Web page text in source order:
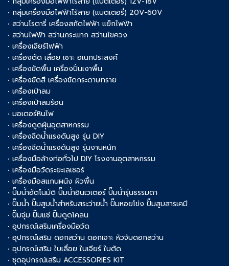
• กลุ่มเครื่องมือไฟฟ้าไร้สาย (แบตเตอรี่) 20V-60V
• สว่านโรตารี่ เครื่องสกัดไฟฟ้า แย็กไฟฟ้า
• สว่านไฟฟ้า สว่านกระแทก สว่านไขควง
• เครื่องเจียร์ไฟฟ้า
• เครื่องตัด เลื่อย เซาะ อเนกประสงค์
• เครื่องขัดพื้น เครื่องปั่นเงาพื้น
• เครื่องขัดสี เครื่องขัดกระดาษทราย
• เครื่องเป่าลม
• เครื่องเป่าลมร้อน
• มอเตอร์หินไฟ
• เครื่องดูดฝุ่นอุตสาหกรรม
• เครื่องฉีดน้ำแรงดันสูง รุ่น DIY
• เครื่องฉีดน้ำแรงดันสูง รุ่นงานหนัก
• เครื่องมือล้างท่อทั่วไป DIY โรงงานอุตสาหกรรม
• เครื่องมือวัดระยะเลเซอร์
• เครื่องมือสแกนผนัง ผิวพื้น
• ปั๊มน้ำอัตโนมัติ ปั๊มน้ำอินเวเตอร์ ปั๊มน้ำรุ่นธรรมดา
• ปั๊มน้ำ ปั๊มสูบน้ำสำหรับสระว่ายน้ำ ปั๊มหอยโข่ง ปั๊มสูบสารเคมี
• ปั๊มจุ่ม ปั๊มแช่ ปั๊มดูดโคลน
• อุปกรณ์เสริมเครื่องมือวัด
• อุปกรณ์เสริม ดอกสว่าน ดอกเจาะ หัวจับดอกสว่าน
• อุปกรณ์เสริม ใบเลื่อย ใบเจียร์ ใบตัด
• ชุดอุปกรณ์เสริม ACCESSORIES KIT